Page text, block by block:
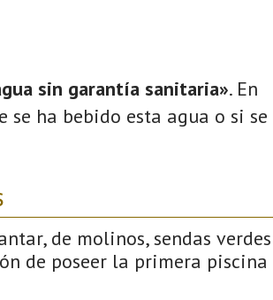
sin garantía sanitaria». En
ha bebido esta agua o si se
de molinos, sendas verdes
de poseer la primera piscina